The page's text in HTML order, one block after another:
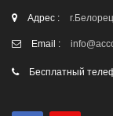
Адрес :
Email :
Бесплатный